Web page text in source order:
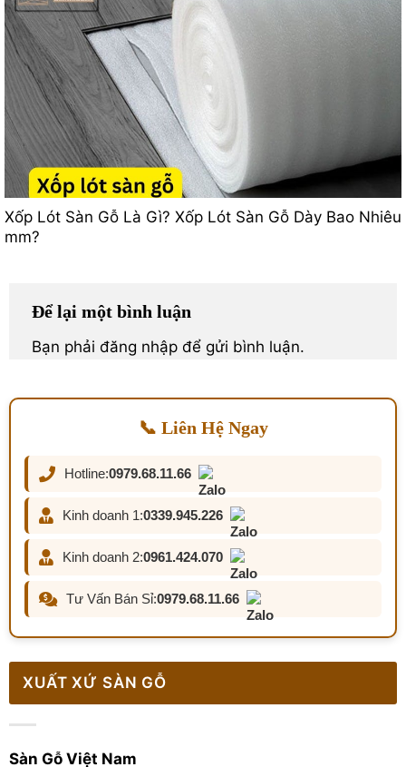
Xốp Lót Sàn Gỗ Là Gì? Xốp Lót Sàn Gỗ Dày Bao Nhiêu
mm?
Để lại một bình luận
Bạn phải đăng nhập để gửi bình luận.
📞 Liên Hệ Ngay
Hotline:0979.68.11.66
Kinh doanh 1:0339.945.226
Kinh doanh 2:0961.424.070
Tư Vấn Bán Sỉ:0979.68.11.66
XUẤT XỨ SÀN GỖ
Sàn Gỗ Việt Nam